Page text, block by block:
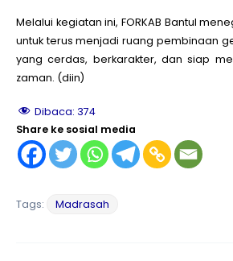
Melalui kegiatan ini, FORKAB Bantul
untuk terus menjadi ruang pembinaan
yang cerdas, berkarakter, dan siap
zaman. (diin)
Dibaca: 374
Share ke sosial media
Tags: Madrasah